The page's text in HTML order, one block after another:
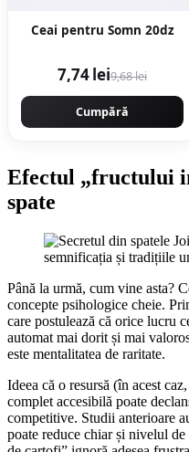
Ceai pentru Somn 20dz
7,74 lei9,68 lei
Cumpără
Efectul „fructului
spate
Până la urmă, cum vine asta?
concepte psihologice cheie.
care postulează că orice lucru
automat mai dorit și mai
este mentalitatea de raritate.
Ideea că o resursă (în acest
complet accesibilă poate
competitive. Studii anterioare
poate reduce chiar și nivelul